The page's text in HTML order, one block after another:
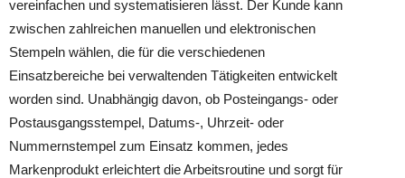
vereinfachen und systematisieren lässt. Der Kunde kann
zwischen zahlreichen manuellen und elektronischen
Stempeln wählen, die für die verschiedenen
Einsatzbereiche bei verwaltenden Tätigkeiten entwickelt
worden sind. Unabhängig davon, ob Posteingangs- oder
Postausgangsstempel, Datums-, Uhrzeit- oder
Nummernstempel zum Einsatz kommen, jedes
Markenprodukt erleichtert die Arbeitsroutine und sorgt für